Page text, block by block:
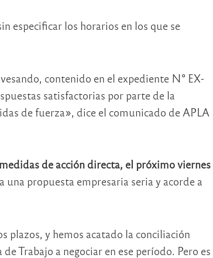
especificar los horarios en los que se
contenido en el expediente N° EX-
satisfactorias por parte de la
de fuerza», dice el comunicado de APLA
de acción directa, el próximo viernes
una propuesta empresaria seria y acorde a
plazos, y hemos acatado la conciliación
Trabajo a negociar en ese período. Pero es